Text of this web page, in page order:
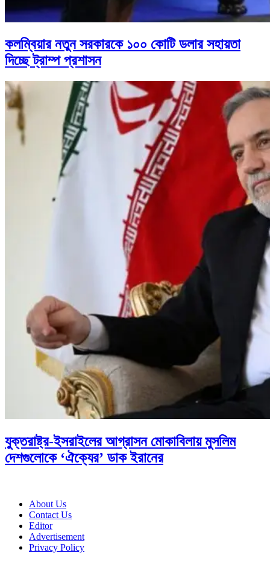
কলম্বিয়ার নতুন সরকারকে ১০০ কোটি ডলার সহায়তা
দিচ্ছে ট্রাম্প প্রশাসন
যুক্তরাষ্ট্র-ইসরাইলের আগ্রাসন মোকাবিলায় মুসলিম
দেশগুলোকে ‘ঐক্যের’ ডাক ইরানের
About Us
Contact Us
Editor
Advertisement
Privacy Policy